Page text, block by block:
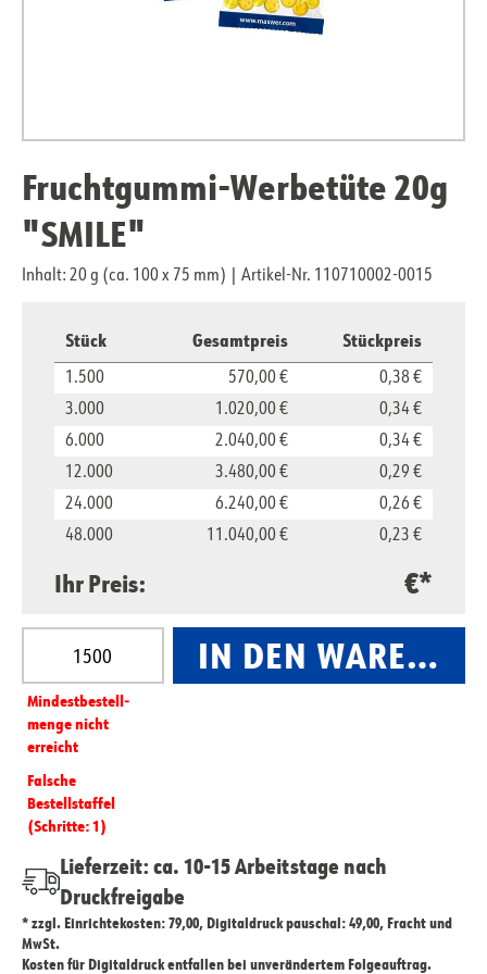
Fruchtgummi-Werbetüte 20g
"SMILE"
Inhalt: 20 g (ca. 100 x 75 mm) Artikel-Nr. 110710002-0015
Stück Gesamtpreis Stückpreis
1.500 570,00 €
0,38 €
3.000
1.020,00 €
0,34 €
6.000
2.040,00 €
0,34 €
12.000
3.480,00 €
0,29 €
24.000
6.240,00 €
0,26 €
48.000
11.040,00 € 0,23 €
Ihr Preis: €*
Produkt Anzahl: Gib den gewünschten Wert ein
Mindest­­bestell­­
menge nicht
erreicht
Falsche
Bestellstaffel
(Schritte: 1)
IN DEN
Lieferzeit: ca. 10-15 Arbeitstage nach
Druckfreigabe
* zzgl. Einrichtekosten: 79,00, Digitaldruck pauschal: 49,00, Fracht und
MwSt.
Kosten für Digitaldruck entfallen bei unverändertem Folgeauftrag.